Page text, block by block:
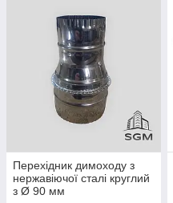
Перехідник димоходу з
нержавіючої сталі круглий
з Ø 90 мм